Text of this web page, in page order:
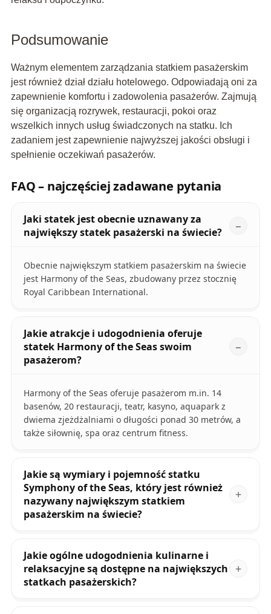
Podsumowanie
Ważnym elementem zarządzania statkiem pasażerskim
jest również dział działu hotelowego. Odpowiadają oni za
zapewnienie komfortu i zadowolenia pasażerów. Zajmują
się organizacją rozrywek, restauracji, pokoi oraz
wszelkich innych usług świadczonych na statku. Ich
zadaniem jest zapewnienie najwyższej jakości obsługi i
spełnienie oczekiwań pasażerów.
FAQ – najczęściej zadawane pytania
Jaki statek jest obecnie uznawany za
największy statek pasażerski na świecie?
Obecnie największym statkiem pasażerskim na świecie
jest Harmony of the Seas, zbudowany przez stocznię
Royal Caribbean International.
Jakie atrakcje i udogodnienia oferuje
statek Harmony of the Seas swoim
pasażerom?
Harmony of the Seas oferuje pasażerom m.in. 14
basenów, 20 restauracji, teatr, kasyno, aquapark z
dwiema zjeżdżalniami o długości ponad 30 metrów, a
także siłownię, spa oraz centrum fitness.
Jakie są wymiary i pojemność statku
Symphony of the Seas, który jest również
nazywany największym statkiem
pasażerskim na świecie?
Jakie ogólne udogodnienia kulinarne i
relaksacyjne są dostępne na największych
statkach pasażerskich?